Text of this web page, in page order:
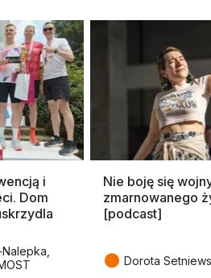
i
Dom
Nie boję się
zmarnowanego
[podcast]
● Dorota